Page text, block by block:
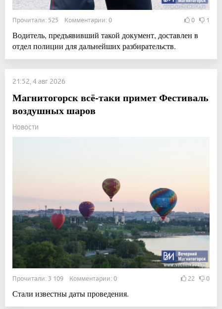
Прочитали: 525 Комментарии: 0 0 1
Водитель, предъявивший такой документ, доставлен в
отдел полиции для дальнейших разбирательств.
21:52, 4 авг 2026
Магнитогорск всё-таки примет Фестиваль
воздушных шаров
Новости
Прочитали: 3 109 Комментарии: 0 22 0
Стали известны даты проведения.